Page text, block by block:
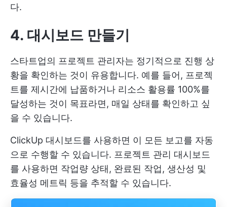
다.
4. 대시보드 만들기
스타트업의 프로젝트 관리자는 정기적으로 진행 상
황을 확인하는 것이 유용합니다. 예를 들어, 프로젝
트를 제시간에 납품하거나 리소스 활용률 100%를
달성하는 것이 목표라면, 매일 상태를 확인하고 싶
을 수 있습니다.
ClickUp 대시보드를 사용하면 이 모든 보고를 자동
으로 수행할 수 있습니다. 프로젝트 관리 대시보드
를 사용하면 작업량 상태, 완료된 작업, 생산성 및
효율성 메트릭 등을 추적할 수 있습니다.